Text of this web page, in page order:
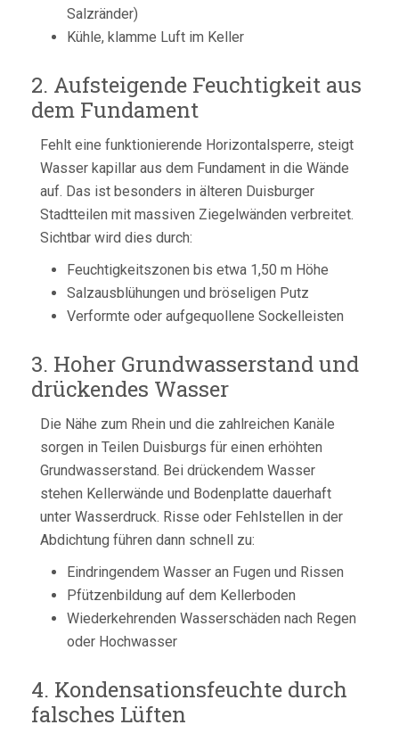
Salzränder)
Kühle, klamme Luft im Keller
2. Aufsteigende Feuchtigkeit aus
dem Fundament
Fehlt eine funktionierende Horizontalsperre, steigt
Wasser kapillar aus dem Fundament in die Wände
auf. Das ist besonders in älteren Duisburger
Stadtteilen mit massiven Ziegelwänden verbreitet.
Sichtbar wird dies durch:
Feuchtigkeitszonen bis etwa 1,50 m Höhe
Salzausblühungen und bröseligen Putz
Verformte oder aufgequollene Sockelleisten
3. Hoher Grundwasserstand und
drückendes Wasser
Die Nähe zum Rhein und die zahlreichen Kanäle
sorgen in Teilen Duisburgs für einen erhöhten
Grundwasserstand. Bei drückendem Wasser
stehen Kellerwände und Bodenplatte dauerhaft
unter Wasserdruck. Risse oder Fehlstellen in der
Abdichtung führen dann schnell zu:
Eindringendem Wasser an Fugen und Rissen
Pfützenbildung auf dem Kellerboden
Wiederkehrenden Wasserschäden nach Regen
oder Hochwasser
4. Kondensationsfeuchte durch
falsches Lüften